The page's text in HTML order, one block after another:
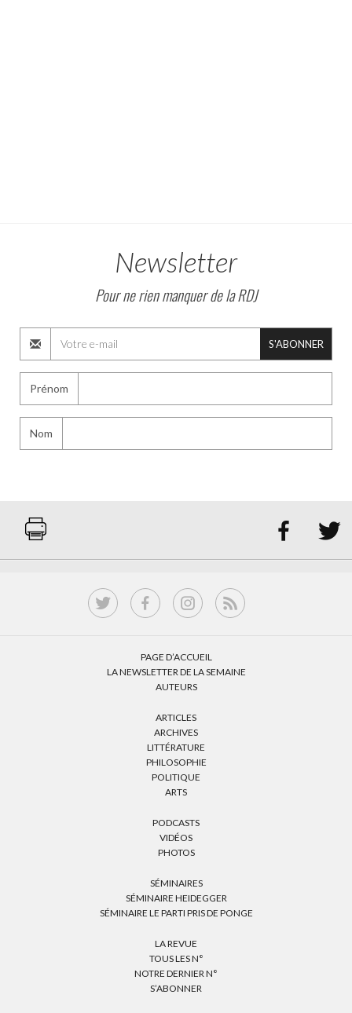
Newsletter
Pour ne rien manquer de la RDJ
S'ABONNER
Prénom
Nom
 
PAGE D’ACCUEIL
LA NEWSLETTER DE LA SEMAINE
AUTEURS
ARTICLES
ARCHIVES
LITTÉRATURE
PHILOSOPHIE
POLITIQUE
ARTS
PODCASTS
VIDÉOS
PHOTOS
SÉMINAIRES
SÉMINAIRE HEIDEGGER
SÉMINAIRE LE PARTI PRIS DE PONGE
LA REVUE
TOUS LES N°
NOTRE DERNIER N°
S’ABONNER